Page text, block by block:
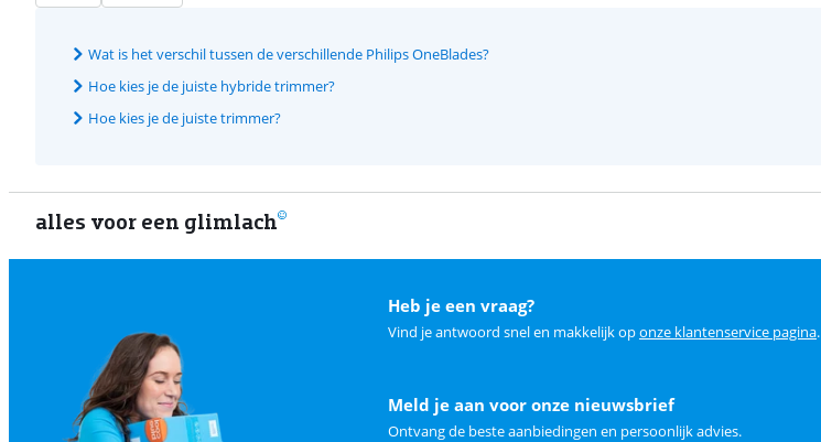
Wat is het verschil tussen de verschillende Philips OneBlades?
Hoe kies je de juiste hybride trimmer?
Hoe kies je de juiste trimmer?
alles voor een glimlach
Heb je een vraag?
Vind je antwoord snel en makkelijk oponze klantenservice pagina.
Meld je aan voor onze nieuwsbrief
Ontvang de beste aanbiedingen en persoonlijk advies.